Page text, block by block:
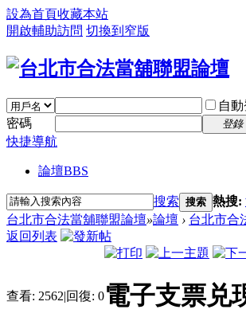
設為首頁收藏本站
開啟輔助訪問 切換到窄版
自
密碼
登錄
快捷導航
論壇BBS
搜索 搜索 熱搜:
台北市合法當舖聯盟論壇»論壇 › 台北市合
返回列表
查看: 2562|回復: 0電子支票兑